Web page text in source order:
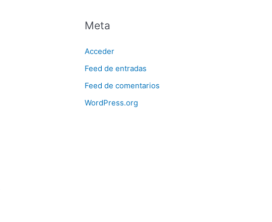
Meta
Acceder
Feed de entradas
Feed de comentarios
WordPress.org